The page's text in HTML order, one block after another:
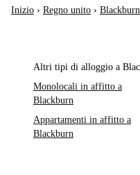
Inizio › Regno unito › Blackburn
Altri tipi di alloggio a
Monolocali in affitto a
Blackburn
Appartamenti in affitto a
Blackburn